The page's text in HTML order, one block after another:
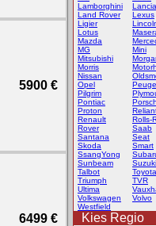
5900 €
6499 €
Lamborghini
Lancia
Land Rover
Lexus
Ligier
Lotus
Mazda
MG
Mini
Mitsubishi
Morris
Nissan
Opel
Pilgrim
Pontiac
Proton
Renault
Rolls-
Rover
Saab
Santana
Seat
Skoda
Smart
SsangYong
Sunbeam
Suzuki
Talbot
Toyota
Triumph
TVR
Ultima
Volkswagen
Volvo
Westfield
Kies Regio